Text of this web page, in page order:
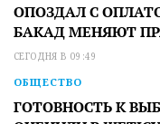
ОПОЗДАЛ С
БАКАД МЕНЯЮТ
СЕГОДНЯ В 09:49
ОБЩЕСТВО
ГОТОВНОСТЬ К